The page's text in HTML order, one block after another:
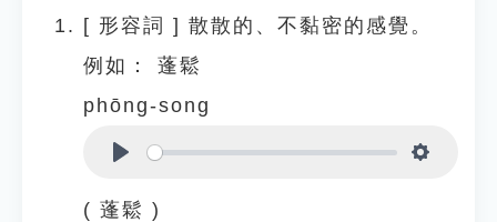
[ 形容詞 ] 散散的、不黏密的感覺。
例如：
蓬鬆
phōng-song
( 蓬鬆 )